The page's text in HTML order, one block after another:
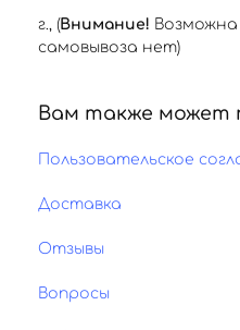
г. , (Внимание! Возможна
самовывоза нет)
Вам также может
Пользовательское
Доставка
Отзывы
Вопросы